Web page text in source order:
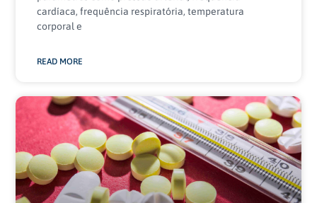
cardíaca, frequência respiratória, temperatura
corporal e
READ MORE